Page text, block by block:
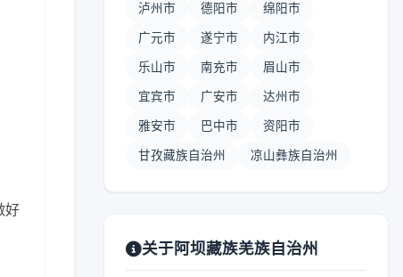
好
泸州市 德阳市 绵阳市
广元市 遂宁市 内江市
乐山市 南充市 眉山市
宜宾市 广安市 达州市
雅安市 巴中市 资阳市
甘孜藏族自治州 凉山彝族自治州
关于阿坝藏族羌族自治州